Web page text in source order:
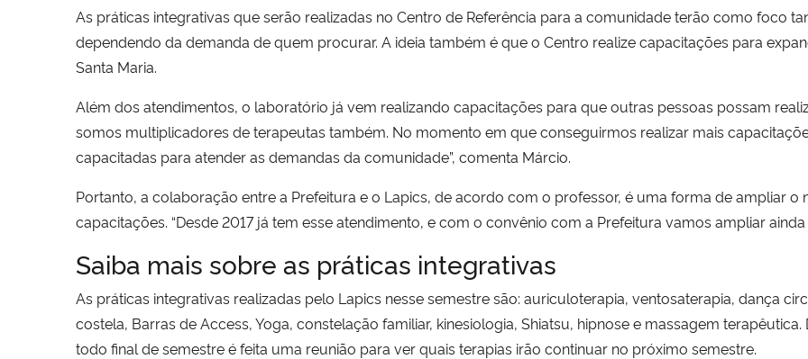
As práticas integrativas que serão realizadas no Centro de Referência para a comunidade terão como foco
dependendo da demanda de quem procurar. A ideia também é que o Centro realize capacitações para
Santa Maria.
Além dos atendimentos, o laboratório já vem realizando capacitações para que outras pessoas possam
somos multiplicadores de terapeutas também. No momento em que conseguirmos realizar mais
capacitadas para atender as demandas da comunidade”, comenta Márcio.
Portanto, a colaboração entre a Prefeitura e o Lapics, de acordo com o professor, é uma forma de ampliar o
capacitações. “Desde 2017 já tem esse atendimento, e com o convênio com a Prefeitura vamos ampliar ainda
Saiba mais sobre as práticas integrativas
As práticas integrativas realizadas pelo Lapics nesse semestre são: auriculoterapia, ventosaterapia, dança
costela, Barras de Access, Yoga, constelação familiar, kinesiologia, Shiatsu, hipnose e massagem
todo final de semestre é feita uma reunião para ver quais terapias irão continuar no próximo semestre.